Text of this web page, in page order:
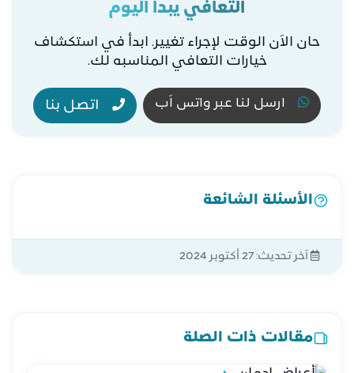
التعافي يبدأ اليوم
حان الاَن الوقت لإجراء تغيير. ابدأ في استكشاف
خيارات التعافي المناسبه لك.
ارسل لنا عبر واتس اَب اتصل بنا
الأسئلة الشائعة
آخر تحديث: 27 أكتوبر 2024
مقالات ذات الصلة